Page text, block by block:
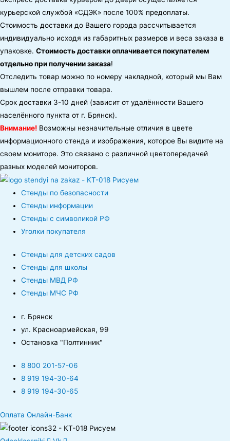
курьерской службой «СДЭК» после 100% предоплаты.
Стоимость доставки до Вашего города рассчитывается
индивидуально исходя из габаритных размеров и веса заказа в
упаковке. Стоимость доставки оплачивается покупателем
отдельно при получении заказа!
Отследить товар можно по номеру накладной, который мы Вам
вышлем после отправки товара.
Срок доставки 3-10 дней (зависит от удалённости Вашего
населённого пункта от г. Брянск).
Внимание! Возможны незначительные отличия в цвете
информационного стенда и изображения, которое Вы видите на
своем мониторе. Это связано с различной цветопередачей
разных моделей мониторов.
Стенды по безопасности
Стенды информации
Стенды с символикой РФ
Уголки покупателя
Стенды для детских садов
Стенды для школы
Стенды МВД РФ
Стенды МЧС РФ
г. Брянск
ул. Красноармейская, 99
Остановка "Полтинник"
8 800 201-57-06
8 919 194-30-64
8 919 194-30-65
Оплата Онлайн-Банк